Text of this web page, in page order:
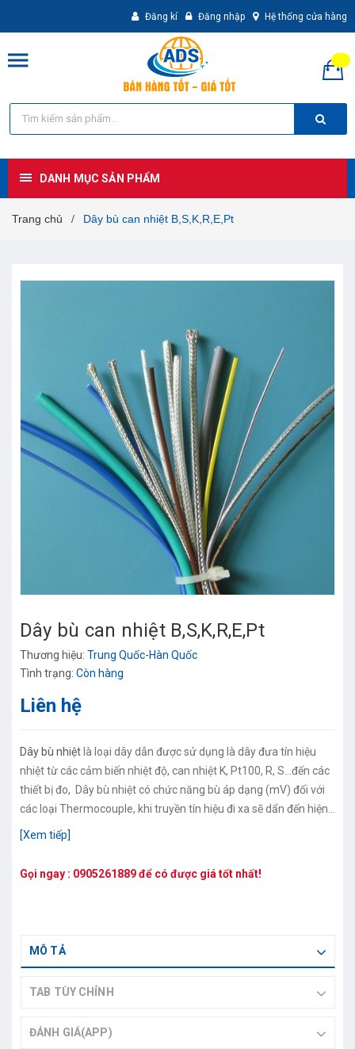
Đăng kí Đăng nhập Hệ thống cửa hàng
DANH MỤC SẢN PHẨM
Trang chủ / Dây bù can nhiệt B,S,K,R,E,Pt
Dây bù can nhiệt B,S,K,R,E,Pt
Thương hiệu: Trung Quốc-Hàn Quốc
Tình trạng: Còn hàng
Liên hệ
Dây bù nhiệt là loại dây dẫn được sử dụng là dây đưa tín hiệu
nhiệt từ các cảm biến nhiệt độ, can nhiệt K, Pt100, R, S…đến các
thiết bị đo, Dây bù nhiệt có chức năng bù áp dạng (mV) đối với
các loại Thermocouple, khi truyền tín hiệu đi xa sẽ dẩn đến hiện
tượng sụt áp trên dây.
[Xem tiếp]
Gọi ngay : 0905261889để có được giá tốt nhất!
MÔ TẢ
TAB TÙY CHỈNH
ĐÁNH GIÁ(APP)